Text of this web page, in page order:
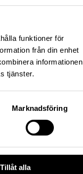
funktioner för
från din enhet
informationen
tjänster.
Marknadsföring
Tillåt alla